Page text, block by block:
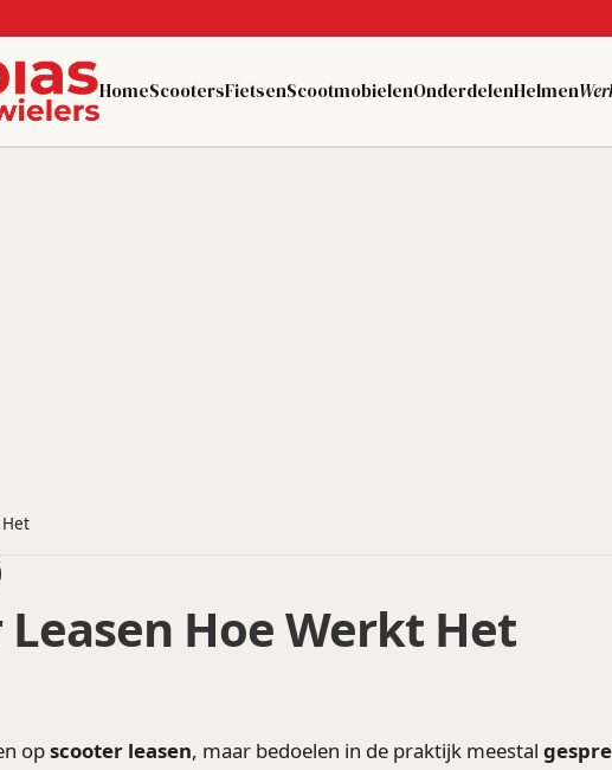
HomeScootersFietsenScootmobielenOnderdelenHelmen
Hoe Werkt Het
opscooter leasen, maar bedoelen in de praktijk meestal